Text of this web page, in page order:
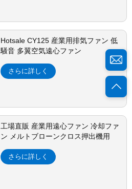
Hotsale CY125 産業用排気ファン 低
騒音 多翼空気遠心ファン
さらに詳しく
工場直販 産業用遠心ファン 冷却ファ
ン メルトブローンクロス押出機用
さらに詳しく